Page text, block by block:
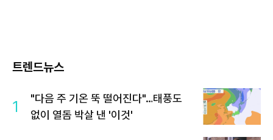
트렌드뉴스
1
"다음 주 기온 뚝 떨어진다"…태풍도
없이 열돔 박살 낸 '이것'